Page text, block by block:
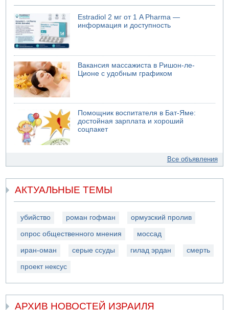
Estradiol 2 мг от 1 A Pharma —
информация и доступность
Вакансия массажиста в Ришон-ле-
Ционе с удобным графиком
Помощник воспитателя в Бат-Яме:
достойная зарплата и хороший
соцпакет
Все объявления
АКТУАЛЬНЫЕ ТЕМЫ
убийство роман гофман ормузский пролив
опрос общественного мнения моссад
иран-оман серые ссуды гилад эрдан смерть
проект нексус
АРХИВ НОВОСТЕЙ ИЗРАИЛЯ